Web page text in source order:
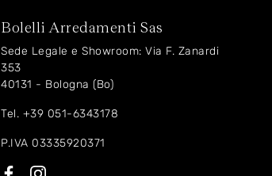
Bolelli Arredamenti Sas
Sede Legale e Showroom: Via F. Zanardi
353
40131 - Bologna (Bo)
Tel. +39 051-6343178
P.IVA 03335920371